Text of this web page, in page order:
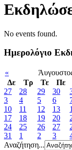
No events found.
Ημερολόγιο
«
Δε
Tρ Τε Πε
27
28 29 30
3
4 5 6
10
11 12 13
17
18 19 20
24
25 26 27
31
1 2 3
Αναζήτηση...